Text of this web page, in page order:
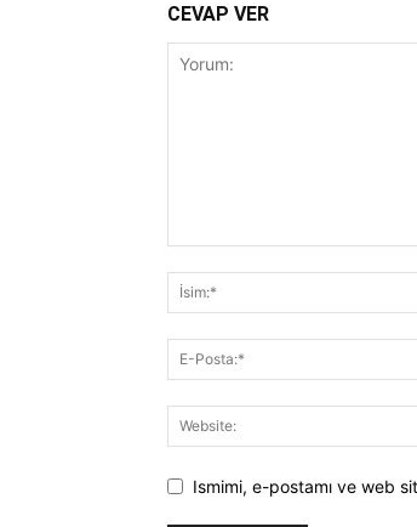
CEVAP VER
Ismimi, e-postamı ve web